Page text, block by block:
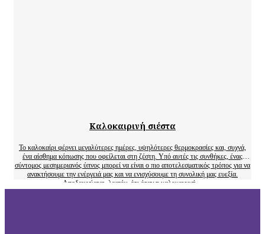
Καλοκαιρινή σιέστα
Το καλοκαίρι φέρνει μεγαλύτερες ημέρες, υψηλότερες θερμοκρασίες και, συχνά,
ένα αίσθημα κόπωσης που οφείλεται στη ζέστη. Υπό αυτές τις συνθήκες, ένας
σύντομος μεσημεριανός ύπνος μπορεί να είναι ο πιο αποτελεσματικός τρόπος για να
ανακτήσουμε την ενέργειά μας και να ενισχύσουμε τη συνολική μας ευεξία.
Αποδεικνύεται, λοιπόν, ότι όταν η καλοκαιρινή…